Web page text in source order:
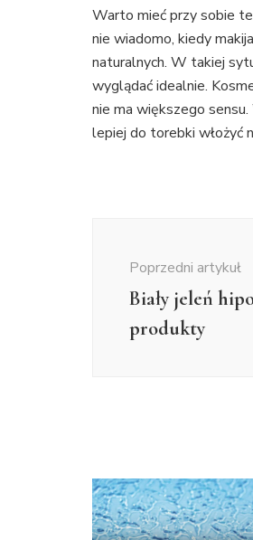
Warto mieć przy sobie
nie wiadomo, kiedy
naturalnych. W takiej
wyglądać idealnie.
nie ma większego
lepiej do torebki włożyć
Poprzedni artykuł
Biały jeleń
produkty